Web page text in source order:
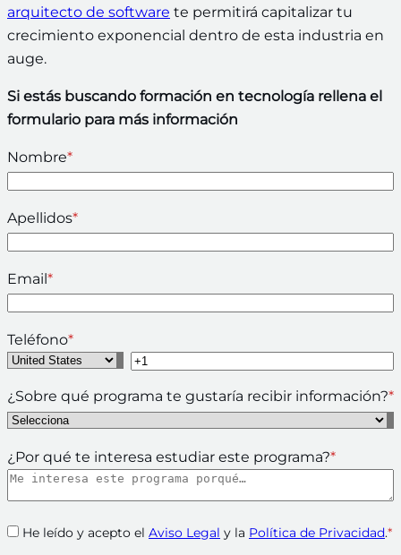
arquitecto de software te permitirá capitalizar tu
crecimiento exponencial dentro de esta industria en
auge.
Si estás buscando formación en tecnología rellena el
formulario para más información
Nombre*
Apellidos*
Email*
Teléfono*
¿Sobre qué programa te gustaría recibir información?*
¿Por qué te interesa estudiar este programa?*
He leído y acepto el Aviso Legal y la Política de Privacidad.*